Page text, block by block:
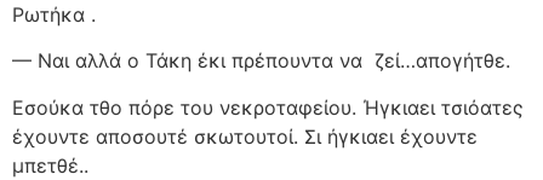
Ρωτήκα .
— Ναι αλλά ο Τάκη έκι πρέπουντα να ζεί…απογήτθε.
Εσούκα τθο πόρε του νεκροταφείου. Ήγκιαει τσιόατες
έχουντε αποσουτέ σκωτουτοί. Σι ήγκιαει έχουντε
μπετθέ..